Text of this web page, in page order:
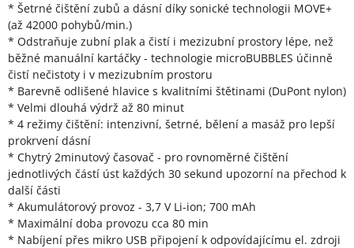
* Šetrné čištění zubů a dásní díky sonické technologii MOVE+
(až 42000 pohybů/min.)
* Odstraňuje zubní plak a čistí i mezizubní prostory lépe, než
běžné manuální kartáčky - technologie microBUBBLES účinně
čistí nečistoty i v mezizubním prostoru
* Barevně odlišené hlavice s kvalitními štětinami (DuPont nylon)
* Velmi dlouhá výdrž až 80 minut
* 4 režimy čištění: intenzivní, šetrné, bělení a masáž pro lepší
prokrvení dásní
* Chytrý 2minutový časovač - pro rovnoměrné čištění
jednotlivých částí úst každých 30 sekund upozorní na přechod k
další části
* Akumulátorový provoz - 3,7 V Li-ion; 700 mAh
* Maximální doba provozu cca 80 min
* Nabíjení přes mikro USB připojení k odpovídajícímu el. zdroji